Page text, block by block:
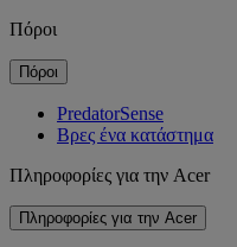
Πόροι
Πόροι
PredatorSense
Βρες ένα κατάστημα
Πληροφορίες για την Acer
Πληροφορίες για την Acer